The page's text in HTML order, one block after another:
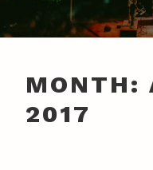
MONTH:
2017